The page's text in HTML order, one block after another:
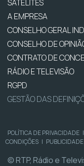
SATÉLITES
A EMPRESA
CONSELHO GERAL
CONSELHO DE
CONTRATO DE
RÁDIO E TELEVISÃO
RGPD
GESTÃO DAS
POLÍTICA DE PRIVACIDADE |
CONDIÇÕES | PUBLICIDADE
© RTP, Rádio e